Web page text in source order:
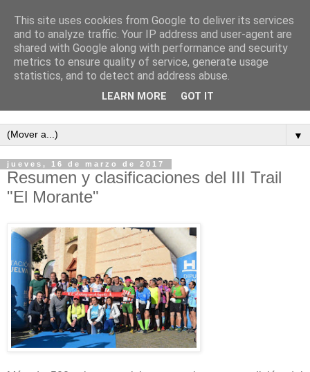
Semanario independiente de Calañas
▼
jueves, 16 de marzo de 2017
Resumen y clasificaciones del III Trail
"El Morante"
This site uses cookies from Google to deliver its services
and to analyze traffic. Your IP address and user-agent are
shared with Google along with performance and security
metrics to ensure quality of service, generate usage
statistics, and to detect and address abuse.
LEARN MORE GOT IT